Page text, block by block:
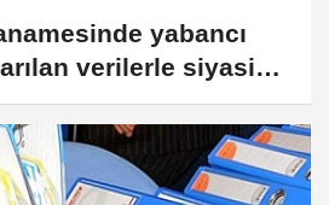
yabancı
verilerle siyasi
iddiası